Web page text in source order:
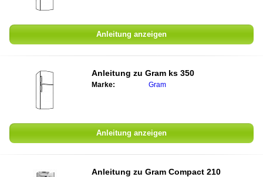
Anleitung anzeigen
Anleitung zu Gram ks 350
Marke: Gram
Anleitung anzeigen
Anleitung zu Gram Compact 210